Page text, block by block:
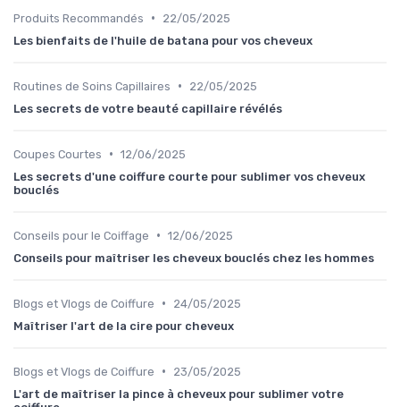
Produits Recommandés •
22/05/2025
Les bienfaits de l'huile de batana pour vos cheveux
Routines de Soins Capillaires •
22/05/2025
Les secrets de votre beauté capillaire révélés
Coupes Courtes • 12/06/2025
Les secrets d'une coiffure courte pour sublimer vos cheveux
bouclés
Conseils pour le Coiffage • 12/06/2025
Conseils pour maîtriser les cheveux bouclés chez les hommes
Blogs et Vlogs de Coiffure •
24/05/2025
Maîtriser l'art de la cire pour cheveux
Blogs et Vlogs de Coiffure •
23/05/2025
L'art de maîtriser la pince à cheveux pour sublimer votre